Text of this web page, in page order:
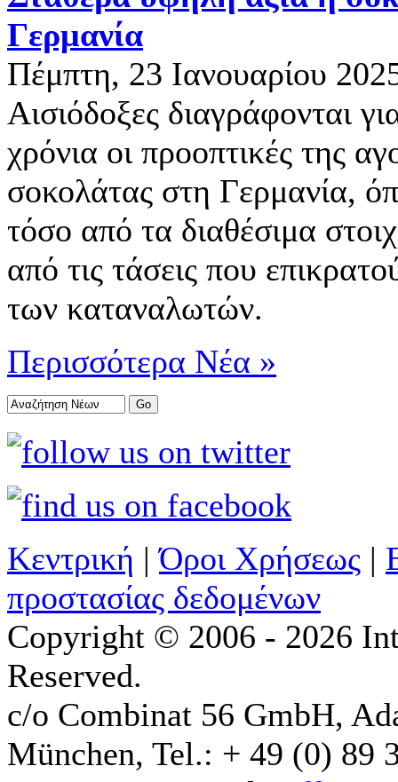
Γερμανία
Πέμπτη, 23 Ιανουαρίου
Αισιόδοξες διαγράφονται
χρόνια οι προοπτικές της
σοκολάτας στη Γερμανία,
τόσο από τα διαθέσιμα
από τις τάσεις που
των καταναλωτών.
Περισσότερα Νέα »
Κεντρική |Όροι Χρήσεως |
προστασίας δεδομένων
Copyright © 2006 - 2026
Reserved.
c/o Combinat 56 GmbH,
München, Tel.: + 49 (0) 89